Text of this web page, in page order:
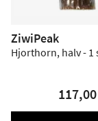
ZiwiPeak
Hjorthorn, halv - 1
117,00